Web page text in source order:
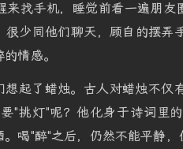
来找手机，睡觉前看一遍朋
很少同他们聊天，顾自的摆
情感。
想起了蜡烛。古人对蜡烛不仅
"挑灯"呢？他化身于诗词里
喝"醉"之后，仍然不能平静